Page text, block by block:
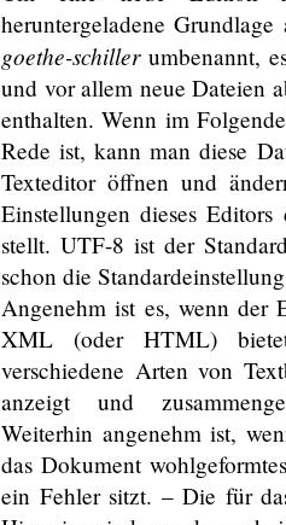
heruntergeladene
goethe-schillerumbenannt,
und vor allem neue Dateien
enthalten. Wenn im
Rede ist, kann man diese
Texteditor öffnen und
Einstellungen dieses
stellt. UTF-8 ist der
schon die
Angenehm ist es, wenn
XML (oder HTML)
verschiedene Arten von
anzeigt und
Weiterhin angenehm ist,
das Dokument
ein Fehler sitzt. – Die für